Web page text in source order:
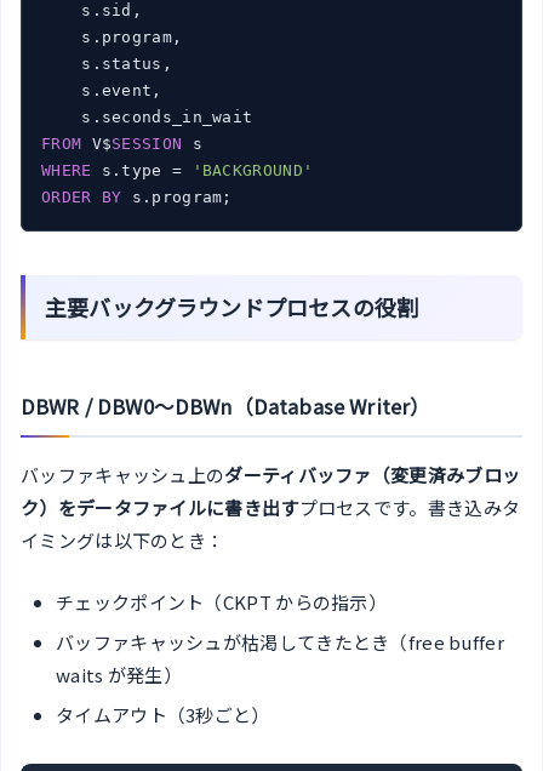
    s.sid,
    s.program,
    s.status,
    s.event,
FROM V$SESSION
WHERE s.type =
'BACKGROUND'
ORDER
BY
主要バックグラウンドプロセスの役割
DBWR / DBW0〜DBWn（Database Writer）
バッファキャッシュ上のダーティバッファ（変更済みブロッ
ク）をデータファイルに書き出すプロセスです。書き込みタ
イミングは以下のとき：
チェックポイント（CKPT からの指示）
バッファキャッシュが枯渇してきたとき（free buffer
waits が発生）
タイムアウト（3秒ごと）